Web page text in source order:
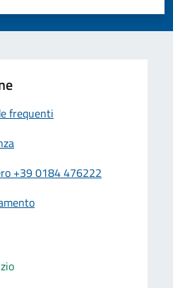
su 5
5
frequenti
+39 0184 476222